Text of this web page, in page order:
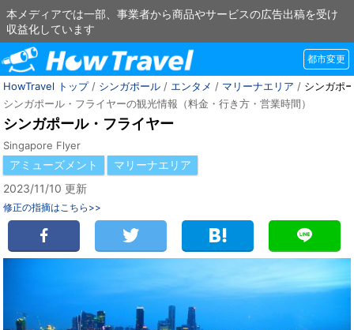
本メディアでは一部、事業者から商品やサービスの広告出稿を受け
収益化しています
都市変更
HowTravel トップ/ シンガポール / エンタメ / マリーナエリア / シンガポ
シンガポール・フライヤーの観光情報（料金・行き方・営業時間）
シンガポール・フライヤー
Singapore Flyer
アミューズメント
マリーナエリア
2023/11/10 更新
修正の指摘はこちら>>